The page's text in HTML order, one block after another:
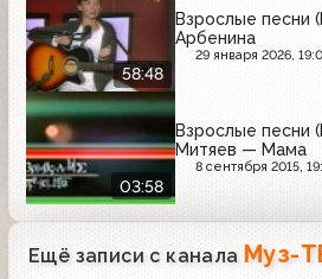
58:48
Взрослые песни
Арбенина
29 января 2026,
03:58
Взрослые песни
Митяев — Мама
8 сентября 2015,
Ещё записи с канала Муз-